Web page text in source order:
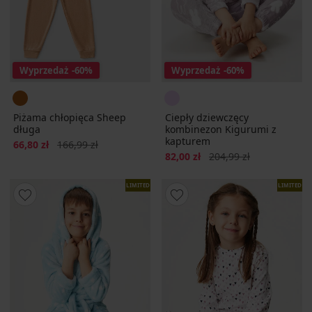
Wyprzedaż -60%
Piżama chłopięca Sheep
długa
Zniżka
66,80 zł Pierwotna cena
166,99 zł
Wyprzedaż -60%
Ciepły dziewczęcy
kombinezon Kigurumi z
kapturem
Zniżka
82,00 zł Pierwotna cena
204,99 zł
LIMITED LIMITED